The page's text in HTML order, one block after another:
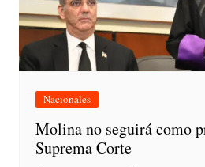
Nacionales
Molina no seguirá como
Suprema Corte